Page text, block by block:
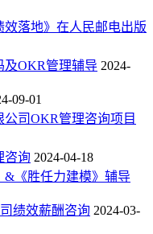
效落地》在人民邮电出版
及OKR管理辅导 2024-
09-01
公司OKR管理咨询项目
咨询 2024-04-18
&《胜任力建模》辅导
绩效薪酬咨询 2024-03-